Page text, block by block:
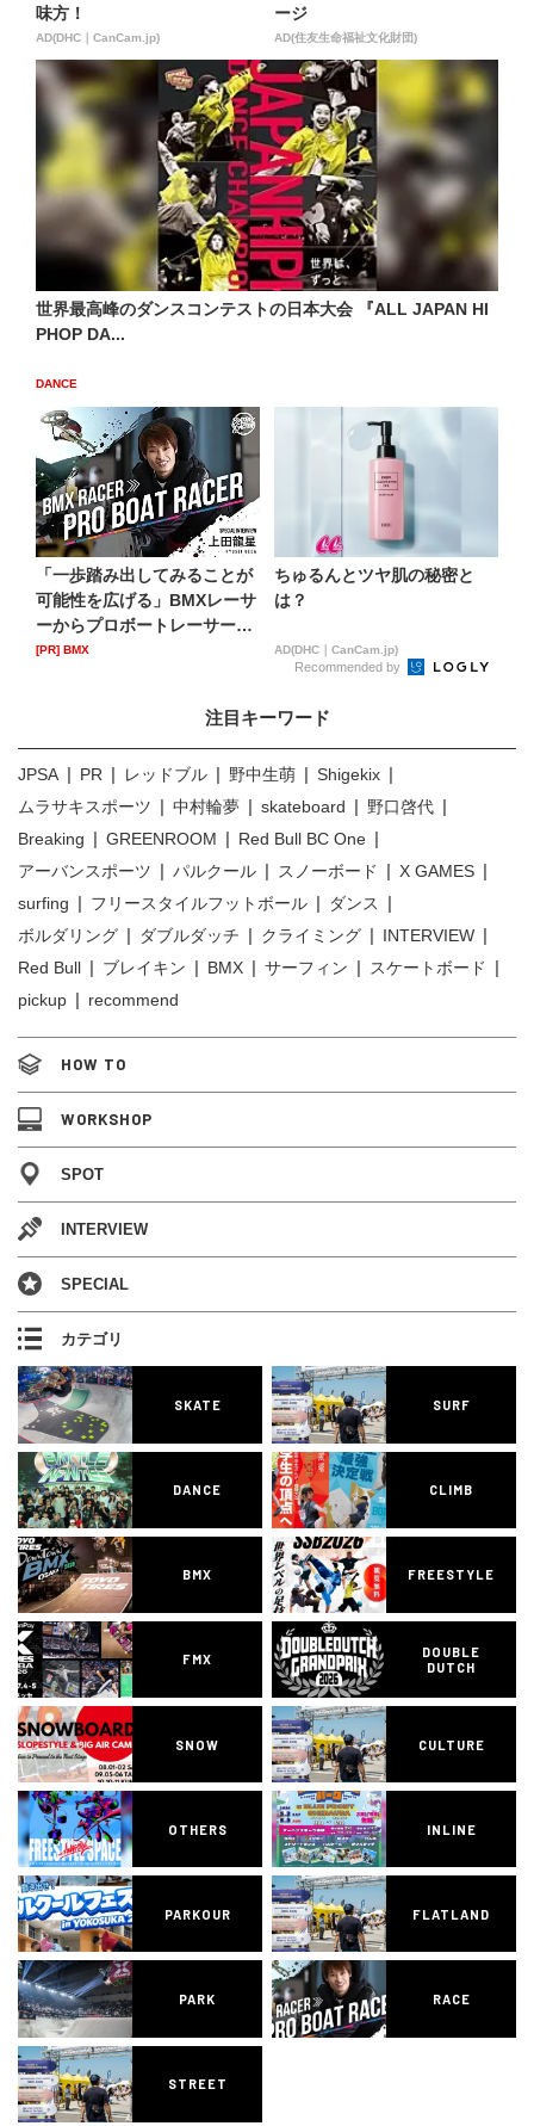
味方！
AD(DHC｜CanCam.jp)
ージ
AD(住友生命福祉文化財団)
世界最高峰のダンスコンテストの日本大会 『ALL JAPAN HI
PHOP DA...
DANCE
「一歩踏み出してみることが
可能性を広げる」BMXレーサ
ーからプロボートレーサー
へ...
[PR] BMX
ちゅるんとツヤ肌の秘密と
は？
AD(DHC｜CanCam.jp)
Recommended by
注目キーワード
JPSA PR レッドブル 野中生萌
Shigekix
ムラサキスポーツ
中村輪夢 skateboard
野口啓代
Breaking
GREENROOM
Red Bull BC One
アーバンスポーツ
パルクール スノーボード
X GAMES
surfing
フリースタイルフットボール
ダンス
ボルダリング
ダブルダッチ クライミング
INTERVIEW
Red Bull
ブレイキン BMX サーフィン
スケートボード
pickup
recommend
HOW TO
WORKSHOP
SPOT
INTERVIEW
SPECIAL
カテゴリ
SKATE SURF
DANCE CLIMB
BMX FREESTYLE
FMX
DOUBLE
DUTCH
SNOW CULTURE
OTHERS INLINE
PARKOUR FLATLAND
PARK RACE
STREET